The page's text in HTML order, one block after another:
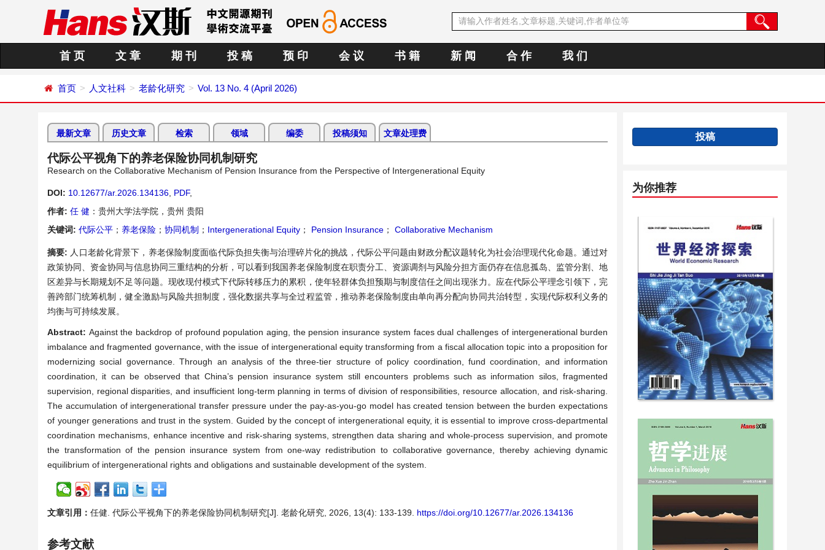
首 页 文 章 期 刊 投 稿 预 印 会 议 书 籍 新 闻 合 作 我 们
首页 人文社科 老龄化研究 Vol. 13 No. 4 (April 2026)
最新文章 历史文章 检索 领域 编委 投稿须知 文章处理费
代际公平视角下的养老保险协同机制研究
Research on the Collaborative Mechanism of Pension Insurance from the Perspective of Intergenerational Equity
DOI: 10.12677/ar.2026.134136 PDF,
作者: 任 健 ：贵州大学法学院，贵州 贵阳
关键词: 代际公平 ； 养老保险 ； 协同机制 ； Intergenerational Equity ； Pension Insurance ； Collaborative Mechanism
摘要: 人口老龄化背景下，养老保险制度面临代际负担失衡与治理碎片化的挑战，代际公平问题由财政分配议题转化为社会治理现代化命题。通过对
政策协同、资金协同与信息协同三重结构的分析，可以看到我国养老保险制度在职责分工、资源调剂与风险分担方面仍存在信息孤岛、监管分割、地
区差异与长期规划不足等问题。现收现付模式下代际转移压力的累积，使年轻群体负担预期与制度信任之间出现张力。应在代际公平理念引领下，完
善跨部门统筹机制，健全激励与风险共担制度，强化数据共享与全过程监管，推动养老保险制度由单向再分配向协同共治转型，实现代际权利义务的
均衡与可持续发展。
Abstract: Against the backdrop of profound population aging, the pension insurance system faces dual challenges of intergenerational burden
imbalance and fragmented governance, with the issue of intergenerational equity transforming from a fiscal allocation topic into a proposition for
modernizing social governance. Through an analysis of the three-tier structure of policy coordination, fund coordination, and information
coordination, it can be observed that China’s pension insurance system still encounters problems such as information silos, fragmented
supervision, regional disparities, and insufficient long-term planning in terms of division of responsibilities, resource allocation, and risk-sharing.
The accumulation of intergenerational transfer pressure under the pay-as-you-go model has created tension between the burden expectations
of younger generations and trust in the system. Guided by the concept of intergenerational equity, it is essential to improve cross-departmental
coordination mechanisms, enhance incentive and risk-sharing systems, strengthen data sharing and whole-process supervision, and promote
the transformation of the pension insurance system from one-way redistribution to collaborative governance, thereby achieving dynamic
equilibrium of intergenerational rights and obligations and sustainable development of the system.
文章引用： 任健. 代际公平视角下的养老保险协同机制研究[J]. 老龄化研究, 2026, 13(4): 133-139. https://doi.org/10.12677/ar.2026.134136
参考文献
投稿
为你推荐